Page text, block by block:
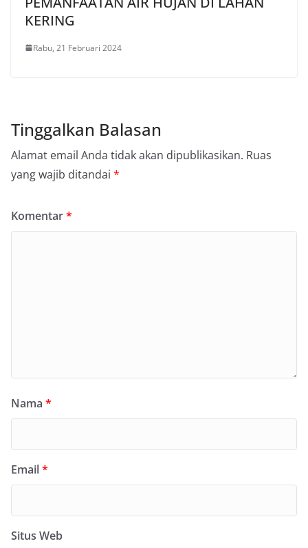
KERING
Rabu, 21 Februari 2024
Tinggalkan Balasan
Alamat email Anda tidak akan dipublikasikan. Ruas
yang wajib ditandai *
Komentar*
Nama *
Email*
Situs Web